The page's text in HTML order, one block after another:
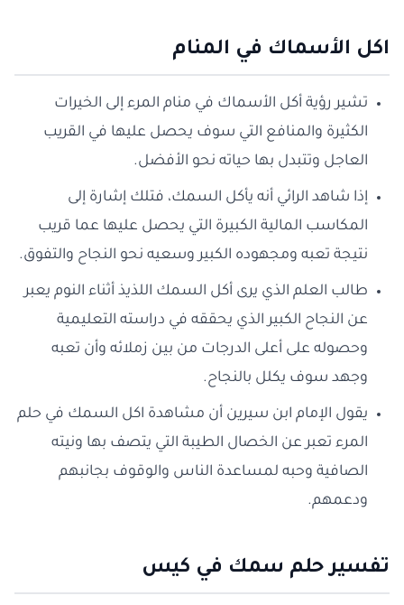
اكل الأسماك في المنام
تشير رؤية أكل الأسماك في منام المرء إلى الخيرات
الكثيرة والمنافع التي سوف يحصل عليها في القريب
العاجل وتتبدل بها حياته نحو الأفضل.
إذا شاهد الرائي أنه يأكل السمك، فتلك إشارة إلى
المكاسب المالية الكبيرة التي يحصل عليها عما قريب
نتيجة تعبه ومجهوده الكبير وسعيه نحو النجاح والتفوق.
طالب العلم الذي يرى أكل السمك اللذيذ أثناء النوم يعبر
عن النجاح الكبير الذي يحققه في دراسته التعليمية
وحصوله على أعلى الدرجات من بين زملائه وأن تعبه
وجهد سوف يكلل بالنجاح.
يقول الإمام ابن سيرين أن مشاهدة اكل السمك في حلم
المرء تعبر عن الخصال الطيبة التي يتصف بها ونيته
الصافية وحبه لمساعدة الناس والوقوف بجانبهم
ودعمهم.
تفسير حلم سمك في كيس